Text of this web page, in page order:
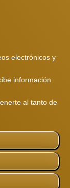
electrónicos y
información
al tanto de